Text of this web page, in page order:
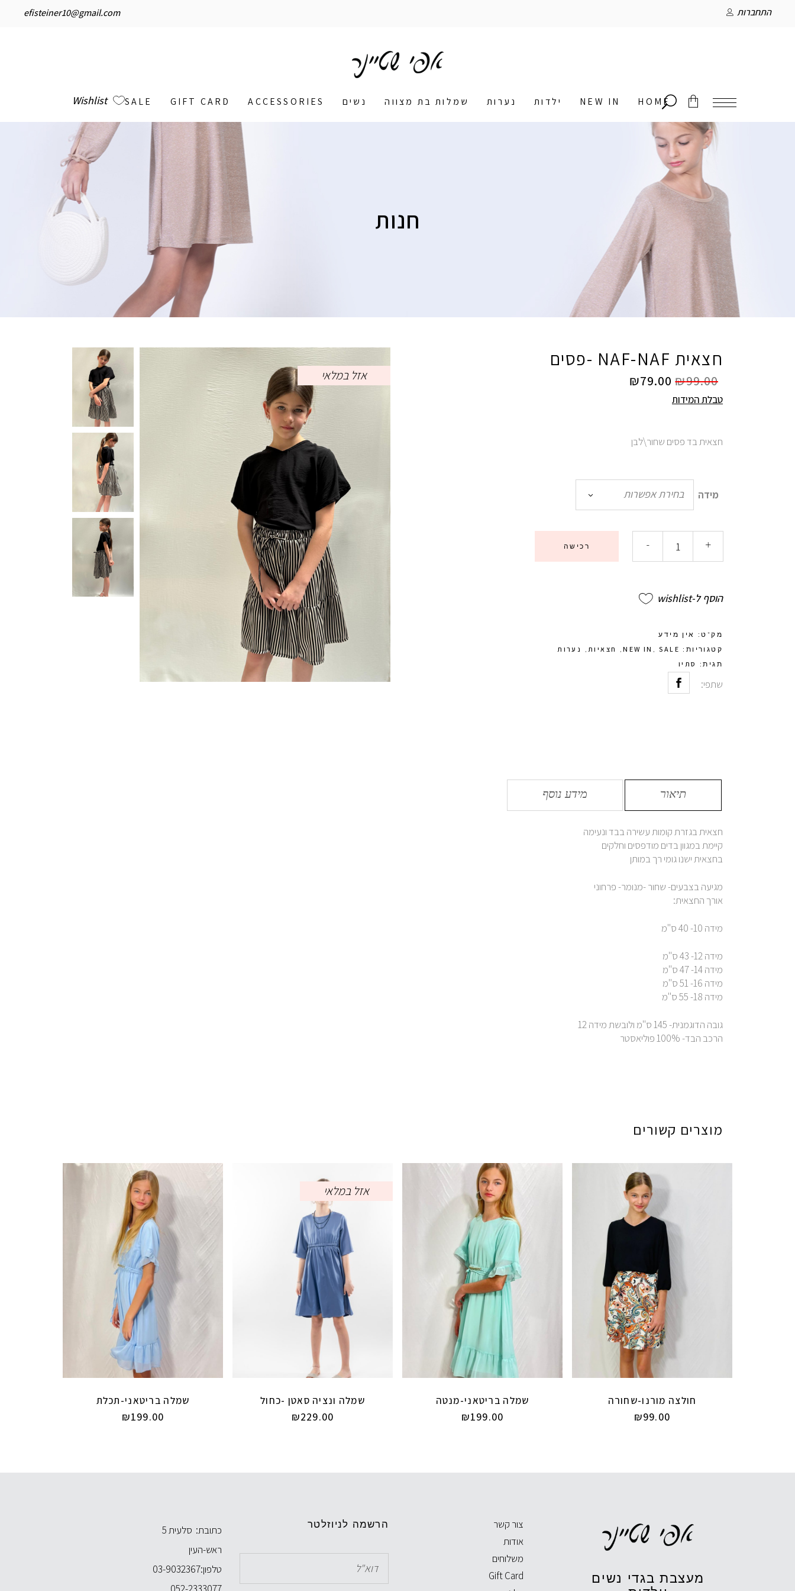
efisteiner10@gmail.com התחברות
Wishlist HOME
NEW IN ילדות נערות שמלות בת מצווה נשים ACCESSORIES
GIFT CARD
SALE
אין מוצרים בסל
חנות
אזל במלאי
חצאית NAF-NAF -פסים
₪99.00
₪79.00
טבלת המידות
חצאית בד פסים שחור\לבן
מידה בחירת אפשרות
- + רכישה
הוסף ל-wishlist
מק"ט: אין מידע
קטגוריות: NEW IN ,SALE
, חצאיות נערות
תגית: סתיו
שתפי:
תיאור מידע נוסף
חצאית בגזרת קומות עשירה בבד ונעימה
קיימת במגוון בדים מודפסים וחלקים
בחצאית ישנו גומי רך במותן
מגיעה בצבעים- שחור -מנומר- פרחוני
אורך החצאית:
מידה 10- 40 ס"מ
מידה 12- 43 ס"מ
מידה 14- 47 ס"מ
מידה 16- 51 ס"מ
מידה 18- 55 ס"מ
גובה הדוגמנית- 145 ס"מ ולובשת מידה 12
הרכב הבד- 100% פוליאסטר
מוצרים קשורים
חולצה מורנו-שחורה
₪99.00
שמלה בריטאני-מנטה
₪199.00
אזל במלאי
שמלה ונציה סאטן -כחול
₪229.00
שמלה בריטאני-תכלת
₪199.00
מעצבת בגדי נשים
צור קשר
אודות
משלוחים
Gift Card
הרשמה לניוזלטר
כתובת: סלעית 5
ראש-העין
טלפון:03-9032367